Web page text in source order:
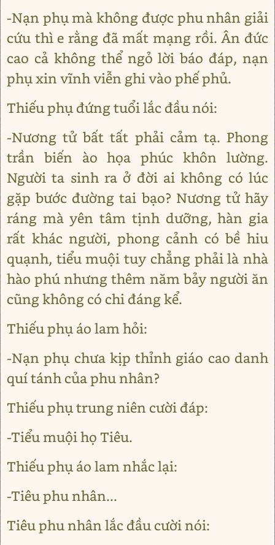
-Nạn phụ mà không được phu nhân giải
cứu thì e rằng đã mất mạng rồi. Ân đức
cao cả không thể ngỏ lời báo đáp, nạn
phụ xin vĩnh viễn ghi vào phế phủ.
Thiếu phụ đứng tuổi lắc đầu nói:
-Nương tử bất tất phải cảm tạ. Phong
trần biến ào họa phúc khôn lường.
Người ta sinh ra ở đời ai không có lúc
gặp bước đường tai bạo? Nương tử hãy
ráng mà yên tâm tịnh dưỡng, hàn gia
rất khác người, phong cảnh có bề hiu
quạnh, tiểu muội tuy chẳng phải là nhà
hào phú nhưng thêm năm bảy người ăn
cũng không có chi đáng kể.
Thiếu phụ áo lam hỏi:
-Nạn phụ chưa kịp thỉnh giáo cao danh
quí tánh của phu nhân?
Thiếu phụ trung niên cười đáp:
-Tiểu muội họ Tiêu.
Thiếu phụ áo lam nhắc lại:
-Tiêu phu nhân...
Tiêu phu nhân lắc đầu cười nói: